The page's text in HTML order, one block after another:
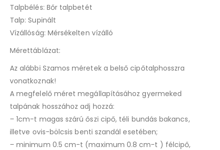
Talpbélés: Bőr talpbetét
Talp: Supinált
Vízállóság: Mérsékelten vízálló
Mérettáblázat:
Az alábbi Szamos méretek a belső cipőtalphosszra
vonatkoznak!
A megfelelő méret megállapításához gyermeked
talpának hosszához adj hozzá:
– 1cm-t magas szárú őszi cipő, téli bundás bakancs,
illetve ovis-bölcsis benti szandál esetében;
– minimum 0.5 cm-t (maximum 0.8 cm-t ) félcipő,